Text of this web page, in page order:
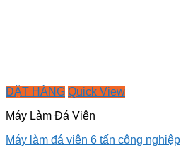
ĐẶT HÀNG Quick View
Máy Làm Đá Viên
Máy làm đá viên 6 tấn công nghiệp